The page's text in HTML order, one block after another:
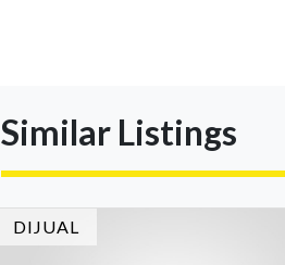
konsistensi, kepercayaan masyarakat,
kualitas layanan yang terus dijaga oleh
jaringan Ray White Indonesia. Top
Award m
Similar Listings
DIJUAL